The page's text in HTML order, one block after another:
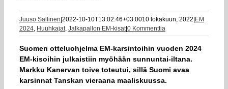
Juuso Sallinen 2022-10-10T13:02:46+03:0010 lokakuun, 2022 EM
2024, Huuhkajat, Jalkapallon EM-kisat|0 Kommenttia
Suomen otteluohjelma EM-karsintoihin vuoden 2024
EM-kisoihin julkaistiin myöhään sunnuntai-iltana.
Markku Kanervan toive toteutui, sillä Suomi avaa
karsinnat Tanskan vieraana maaliskuussa.